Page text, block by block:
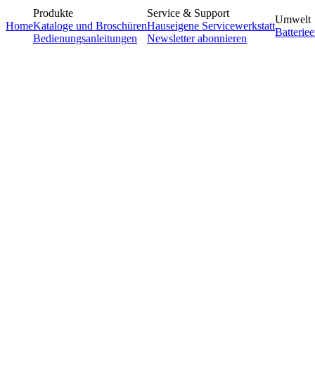
Home
Produkte
Kataloge und Broschüren
Bedienungsanleitungen
Service & Support
Hauseigene Servicewerkstatt
Newsletter abonnieren
Umwelt